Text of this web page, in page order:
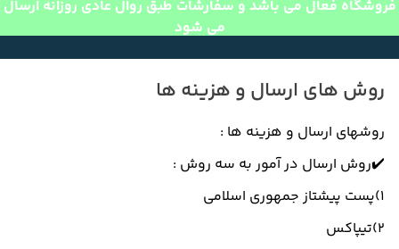
فروشگاه فعال می باشد و سفارشات طبق روال عادی روزانه ارسال
می شود
روش های ارسال و هزینه ها
روشهای ارسال و هزینه ها :
✔️روش ارسال در آمور به سه روش :
1)پست ‌پیشتاز جمهوری اسلامی
2)تیپاکس